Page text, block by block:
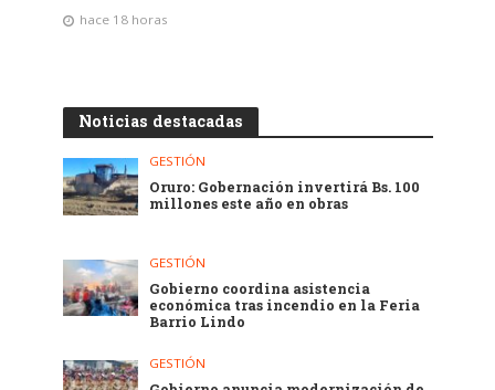
hace 18 horas
Noticias destacadas
GESTIÓN
Oruro: Gobernación invertirá Bs. 100
millones este año en obras
GESTIÓN
Gobierno coordina asistencia
económica tras incendio en la Feria
Barrio Lindo
GESTIÓN